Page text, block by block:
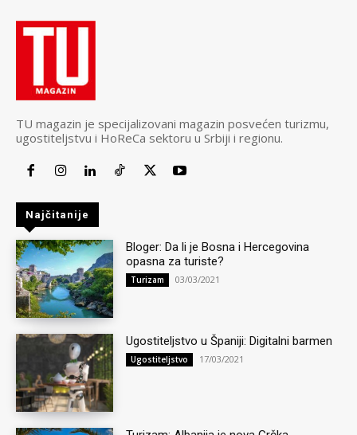
TU magazin je specijalizovani magazin posvećen turizmu,
ugostiteljstvu i HoReCa sektoru u Srbiji i regionu.
Najčitanije
Bloger: Da li je Bosna i Hercegovina
opasna za turiste?
Turizam 03/03/2021
Ugostiteljstvo u Španiji: Digitalni barmen
Ugostiteljstvo 17/03/2021